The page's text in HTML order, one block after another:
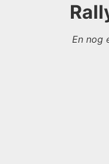
En nog